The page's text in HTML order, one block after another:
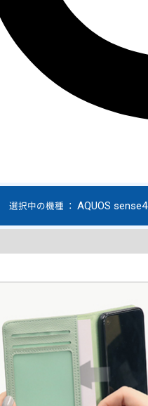
選択中の機種 ： AQUOS